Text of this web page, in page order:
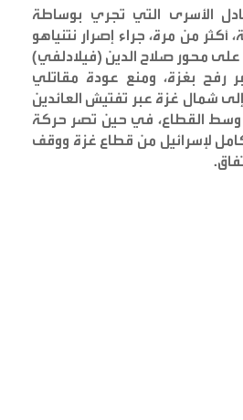
الأسرى التي تجري بوساطة
من مرة، جراء إصرار نتنياهو
محور صلاح الدين (فيلادلفي)
رفح بغزة، ومنع عودة مقاتلي
شمال غزة عبر تفتيش العائدين
وسط القطاع، في حين تصر حركة
لإسرائيل من قطاع غزة ووقف
.